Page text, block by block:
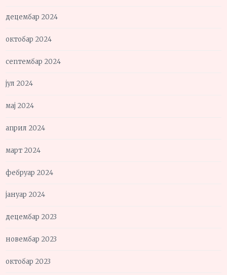
децембар 2024
октобар 2024
септембар 2024
јул 2024
мај 2024
април 2024
март 2024
фебруар 2024
јануар 2024
децембар 2023
новембар 2023
октобар 2023